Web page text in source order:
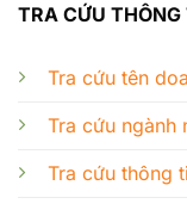
TRA CỨU THÔNG
Tra cứu tên
Tra cứu ngành
Tra cứu thông